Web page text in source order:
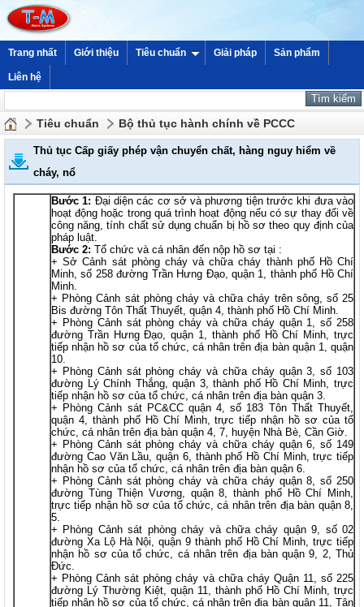
Trang nhất Giới thiệu Tiêu chuẩn Giải pháp Sản phẩm
Liên hệ
Tiêu chuẩn Bộ thủ tục hành chính về PCCC
Thủ tục Cấp giấy phép vận chuyển chất, hàng nguy hiểm về
cháy, nổ
Bước 1: Đại diện các cơ sở và phương tiện trước khi đưa vào
hoạt động hoặc trong quá trình hoạt động nếu có sự thay đổi về
công năng, tính chất sử dụng chuẩn bị hồ sơ theo quy định của
pháp luật.
Bước 2: Tổ chức và cá nhân đến nộp hồ sơ tại :
+ Sở Cảnh sát phòng cháy và chữa cháy thành phố Hồ Chí
Minh, số 258 đường Trần Hưng Đạo, quận 1, thành phố Hồ Chí
Minh.
+ Phòng Cảnh sát phòng cháy và chữa cháy trên sông, số 25
Bis đường Tôn Thất Thuyết, quận 4, thành phố Hồ Chí Minh.
+ Phòng Cảnh sát phòng cháy và chữa cháy quận 1, số 258
đường Trần Hưng Đạo, quận 1, thành phố Hồ Chí Minh, trực
tiếp nhận hồ sơ của tổ chức, cá nhân trên địa bàn quận 1, quận
10.
+ Phòng Cảnh sát phòng cháy và chữa cháy quận 3, số 103
đường Lý Chính Thắng, quận 3, thành phố Hồ Chí Minh, trực
tiếp nhận hồ sơ của tổ chức, cá nhân trên địa bàn quận 3.
+ Phòng Cảnh sát PC&CC quận 4, số 183 Tôn Thất Thuyết,
quận 4, thành phố Hồ Chí Minh, trực tiếp nhận hồ sơ của tổ
chức, cá nhân trên địa bàn quận 4, 7, huyện Nhà Bè, Cần Giờ.
+ Phòng Cảnh sát phòng cháy và chữa cháy quận 6, số 149
đường Cao Văn Lầu, quận 6, thành phố Hồ Chí Minh, trực tiếp
nhận hồ sơ của tổ chức, cá nhân trên địa bàn quận 6.
+ Phòng Cảnh sát phòng cháy và chữa cháy quận 8, số 250
đường Tùng Thiện Vương, quận 8, thành phố Hồ Chí Minh,
trực tiếp nhận hồ sơ của tổ chức, cá nhân trên địa bàn quận 8,
5.
+ Phòng Cảnh sát phòng cháy và chữa cháy quận 9, số 02
đường Xa Lộ Hà Nội, quận 9 thành phố Hồ Chí Minh, trực tiếp
nhận hồ sơ của tổ chức, cá nhân trên địa bàn quận 9, 2, Thủ
Đức.
+ Phòng Cảnh sát phòng cháy và chữa cháy Quận 11, số 225
đường Lý Thường Kiệt, quận 11, thành phố Hồ Chí Minh, trực
tiếp nhận hồ sơ của tổ chức, cá nhân trên địa bàn quận 11, Tân